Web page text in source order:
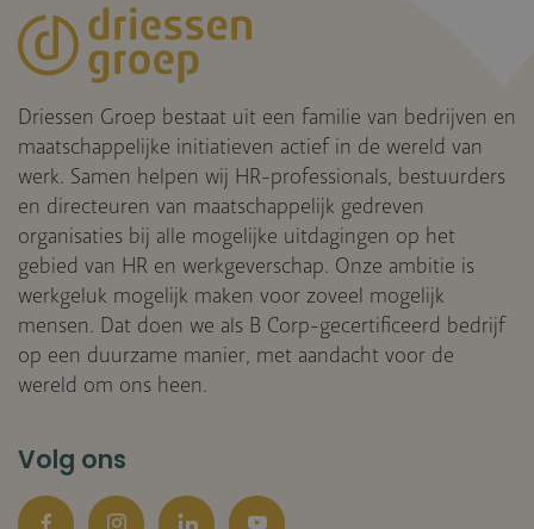
Driessen Groep bestaat uit een familie van bedrijven en
maatschappelijke initiatieven actief in de wereld van
werk. Samen helpen wij HR-professionals, bestuurders
en directeuren van maatschappelijk gedreven
organisaties bij alle mogelijke uitdagingen op het
gebied van HR en werkgeverschap. Onze ambitie is
werkgeluk mogelijk maken voor zoveel mogelijk
mensen. Dat doen we als B Corp-gecertificeerd bedrijf
op een duurzame manier, met aandacht voor de
wereld om ons heen.
Volg ons